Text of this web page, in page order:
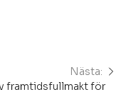
Nästa:
framtidsfullmakt för